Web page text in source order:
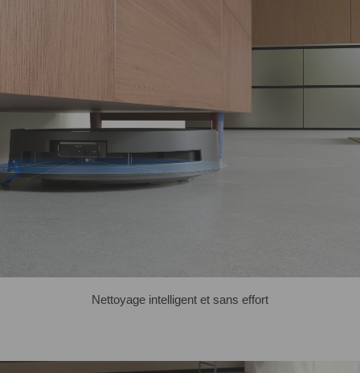
Nettoyage intelligent et sans effort